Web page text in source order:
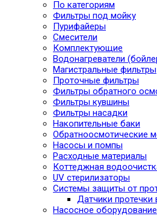
По категориям
Фильтры под мойку
Пурифайеры
Смесители
Комплектующие
Водонагреватели
Магистральные фильтры
Проточные фильтры
Фильтры обратного
Фильтры кувшины
Фильтры насадки
Накопительные баки
Обратноосмотические
Насосы и помпы
Расходные материалы
Коттеджная
UV стерилизаторы
Системы защиты от
Датчики протечки
Насосное оборудование